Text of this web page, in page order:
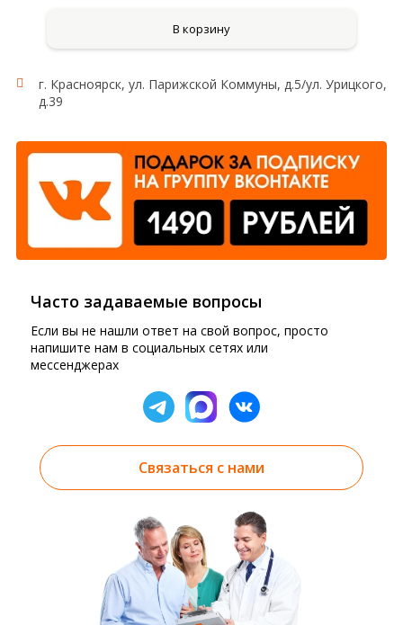
В корзину
г. Красноярск, ул. Парижской Коммуны, д.5/ул. Урицкого,
д.39
Часто задаваемые вопросы
Если вы не нашли ответ на свой вопрос, просто
напишите нам в социальных сетях или
мессенджерах
Связаться с нами